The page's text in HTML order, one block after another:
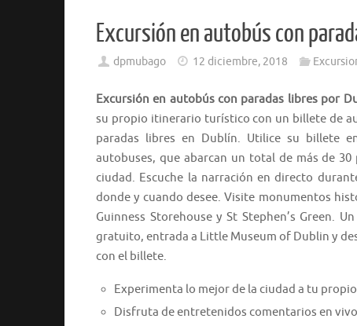
Excursión en autobús con
dpmubago 12 diciembre, 2018
Excursión en autobús con paradas libres por
su propio itinerario turístico con un billete de
paradas libres en Dublín. Utilice su billete
autobuses, que abarcan un total de más de
ciudad. Escuche la narración en directo
donde y cuando desee. Visite monumentos
Guinness Storehouse y St Stephen’s Green.
gratuito, entrada a Little Museum of Dublin y
con el billete.
Experimenta lo mejor de la ciudad a tu
Disfruta de entretenidos comentarios en